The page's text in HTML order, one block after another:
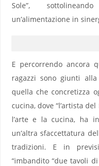
Sole”,
un’alimentazione in
E percorrendo ancora
ragazzi sono giunti
quella che concretizza
cucina, dove “l’artista
l’arte e la cucina, ha
un’altra sfaccettatura
tradizioni. E in
“imbandito “due tavoli